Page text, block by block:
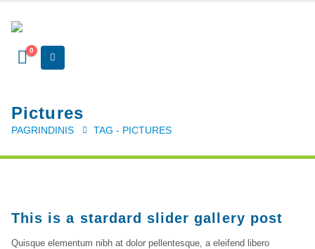
0
Pictures
PAGRINDINIS TAG - PICTURES
This is a stardard slider gallery post
Quisque elementum nibh at dolor pellentesque, a eleifend libero
SERTIFIKATAI
CRMA Medžiaga
info@vaa.lt